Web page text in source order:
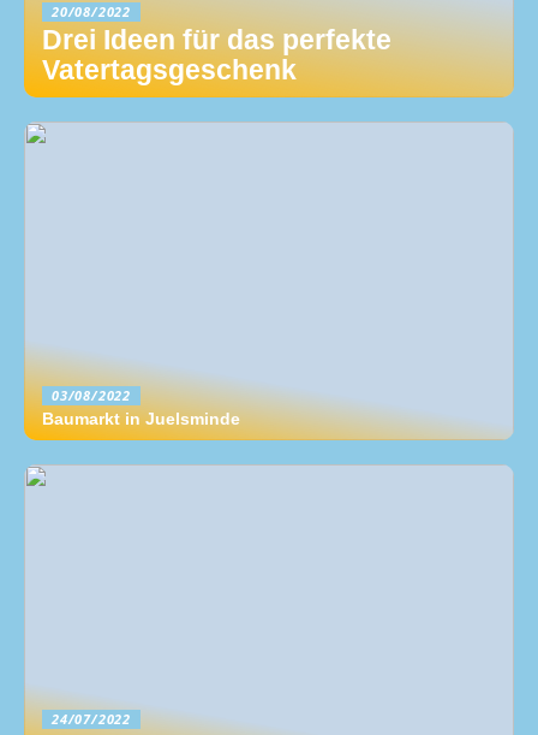
20/08/2022
Drei Ideen für das perfekte
Vatertagsgeschenk
03/08/2022
Baumarkt in Juelsminde
24/07/2022